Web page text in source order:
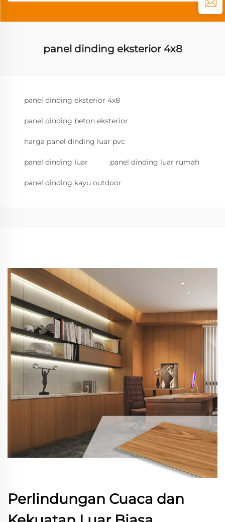
panel dinding eksterior 4x8
panel dinding eksterior 4x8
panel dinding beton eksterior
harga panel dinding luar pvc
panel dinding luar panel dinding luar rumah
panel dinding kayu outdoor
Perlindungan Cuaca dan